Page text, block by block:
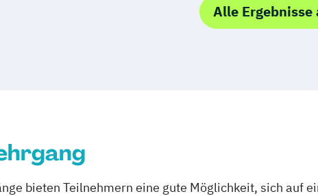
Alle Ergebnisse
bieten Teilnehmern eine gute Möglichkeit, sich auf